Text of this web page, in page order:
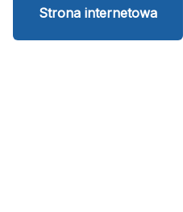
Strona internetowa